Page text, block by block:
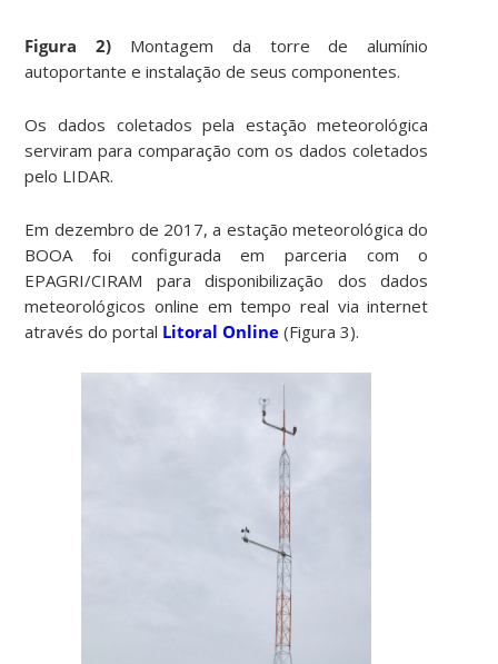
Figura 2) Montagem da torre de alumínio
autoportante e instalação de seus componentes.
Os dados coletados pela estação meteorológica
serviram para comparação com os dados coletados
pelo LIDAR.
Em dezembro de 2017, a estação meteorológica do
BOOA foi configurada em parceria com o
EPAGRI/CIRAM para disponibilização dos dados
meteorológicos online em tempo real via internet
através do portal Litoral Online (Figura 3).